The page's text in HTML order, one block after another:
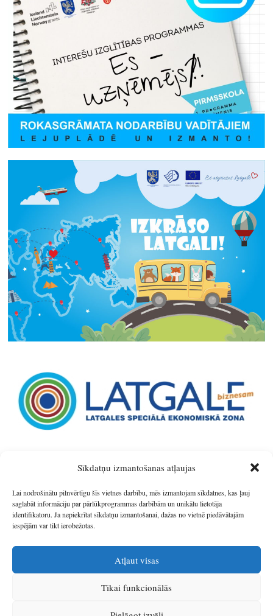
Sīkdatņu izmantošanas atļaujas
Lai nodrošinātu pilnvērtīgu šīs vietnes darbību, mēs izmantojam sīkdatnes, kas ļauj
saglabāt informāciju par pārlūkprogrammas darbībām un unikālu lietotāja
identifikatoru. Ja nepiekrītat sīkdatņu izmantošanai, dažas no vietnē piedāvātajām
iespējām var tikt ierobežotas.
Atļaut visas
Tikai funkcionālās